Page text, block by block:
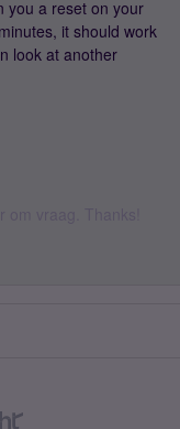
you a reset on your
it should work
look at another